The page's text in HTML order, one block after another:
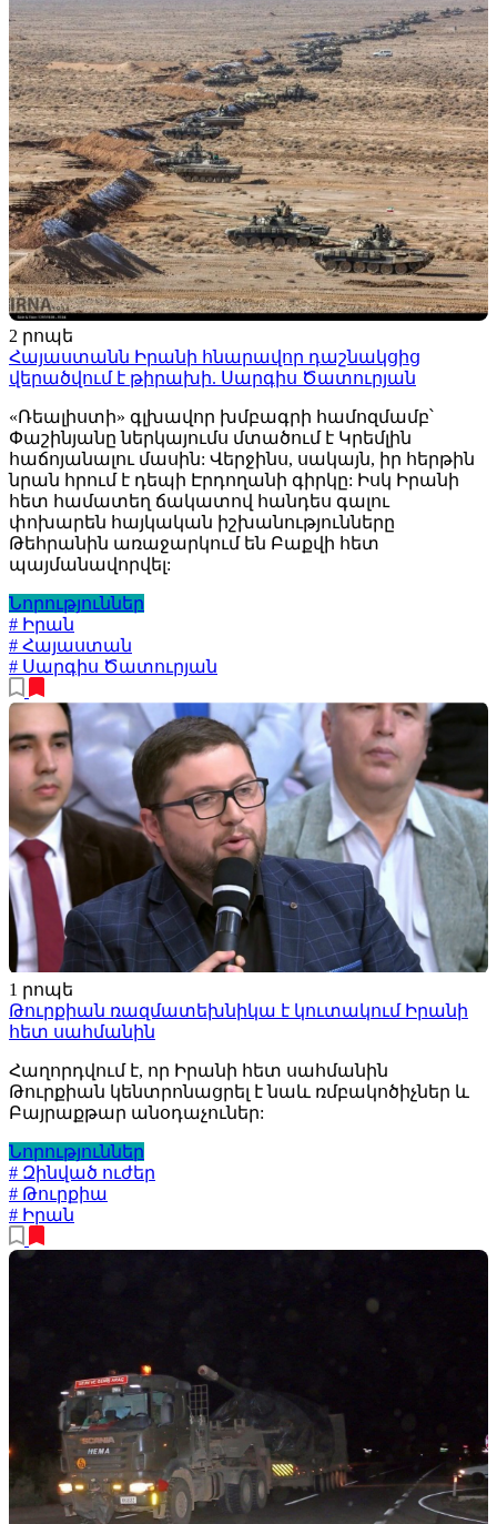
2 րոպե
Հայաստանն Իրանի հնարավոր դաշնակցից
վերածվում է թիրախի. Սարգիս Ծատուրյան
«Ռեալիստի» գլխավոր խմբագրի համոզմամբ՝
Փաշինյանը ներկայումս մտածում է Կրեմլին
հաճոյանալու մասին: Վերջինս, սակայն, իր հերթին
նրան հրում է դեպի Էրդողանի գիրկը: Իսկ Իրանի
հետ համատեղ ճակատով հանդես գալու
փոխարեն հայկական իշխանությունները
Թեհրանին առաջարկում են Բաքվի հետ
պայմանավորվել:
Նորություններ
# Իրան
# Հայաստան
# Սարգիս Ծատուրյան
1 րոպե
Թուրքիան ռազմատեխնիկա է կուտակում Իրանի
հետ սահմանին
Հաղորդվում է, որ Իրանի հետ սահմանին
Թուրքիան կենտրոնացրել է նաև ռմբակոծիչներ և
Բայրաքթար անօդաչուներ:
Նորություններ
# Զինված ուժեր
# Թուրքիա
# Իրան